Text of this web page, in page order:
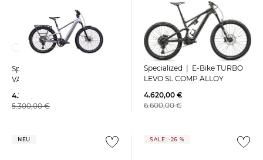
Specialized | E-Bike TURBO
VADO 3 EVO.5
4.203,99 €
5.300,00 €
Specialized | E-Bike TURBO
LEVO SL COMP ALLOY
4.620,00 €
6.600,00 €
NEU SALE: -26 %